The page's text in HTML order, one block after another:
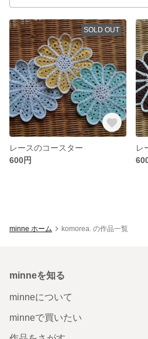
SOLD OUT
レースのコースター
600円
レ
minne ホーム komorea. の作品一覧
minneを知る
minneについて
minneで買いたい